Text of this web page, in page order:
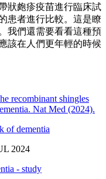
狀皰疹疫苗進行臨床試
患者進行比較。這是瞭
我們還需要看看這種預
該在人們更年輕的時候
recombinant shingles
Nat Med (2024).
of dementia
2024
- study